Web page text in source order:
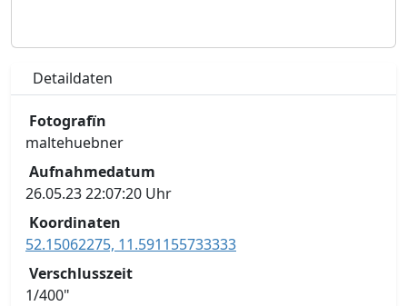
Detaildaten
Fotografïn
maltehuebner
Aufnahmedatum
26.05.23 22:07:20 Uhr
Koordinaten
52.15062275, 11.591155733333
Verschlusszeit
1/400"